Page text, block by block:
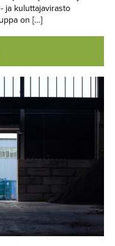
ja kuluttajavirasto
on […]